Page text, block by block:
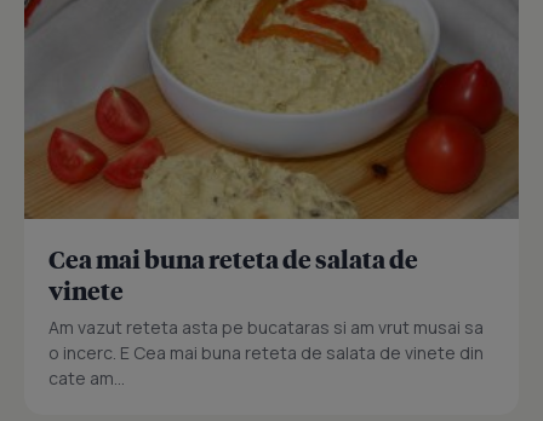
Cea mai buna reteta de salata de
vinete
Am vazut reteta asta pe bucataras si am vrut musai sa
o incerc. E Cea mai buna reteta de salata de vinete din
cate am...